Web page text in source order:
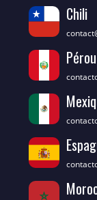
Chili
Pérou